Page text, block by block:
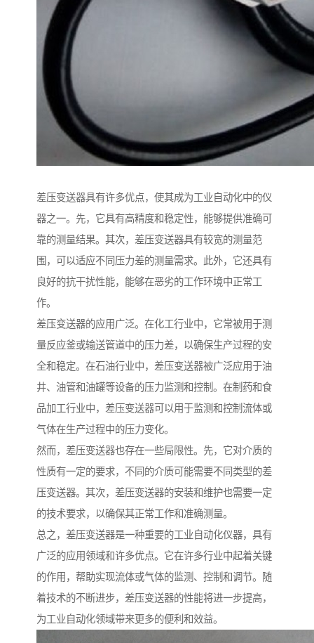
差压变送器具有许多优点，使其成为工业自动化中的仪
器之一。先，它具有高精度和稳定性，能够提供准确可
靠的测量结果。其次，差压变送器具有较宽的测量范
围，可以适应不同压力差的测量需求。此外，它还具有
良好的抗干扰性能，能够在恶劣的工作环境中正常工
作。
差压变送器的应用广泛。在化工行业中，它常被用于测
量反应釜或输送管道中的压力差，以确保生产过程的安
全和稳定。在石油行业中，差压变送器被广泛应用于油
井、油管和油罐等设备的压力监测和控制。在制药和食
品加工行业中，差压变送器可以用于监测和控制流体或
气体在生产过程中的压力变化。
然而，差压变送器也存在一些局限性。先，它对介质的
性质有一定的要求，不同的介质可能需要不同类型的差
压变送器。其次，差压变送器的安装和维护也需要一定
的技术要求，以确保其正常工作和准确测量。
总之，差压变送器是一种重要的工业自动化仪器，具有
广泛的应用领域和许多优点。它在许多行业中起着关键
的作用，帮助实现流体或气体的监测、控制和调节。随
着技术的不断进步，差压变送器的性能将进一步提高，
为工业自动化领域带来更多的便利和效益。